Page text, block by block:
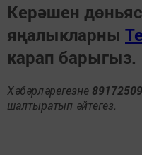
Керәшен
яңалыкларны
карап барыгыз.
Хәбәрләрегезне
шалтыратып әйтегез.